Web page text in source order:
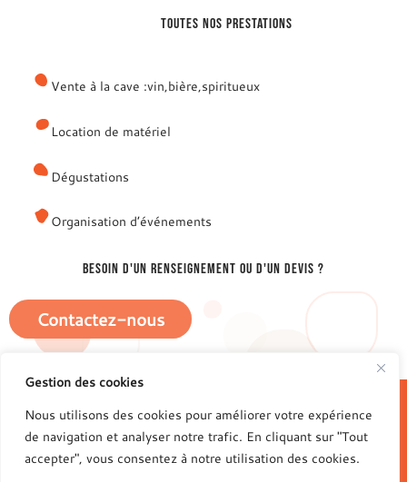
Gestion des cookies
Nous utilisons des cookies pour améliorer votre expérience
de navigation et analyser notre trafic. En cliquant sur "Tout
accepter", vous consentez à notre utilisation des cookies.
toutes nos prestations
Vente à la cave :vin,bière,spiritueux
Location de matériel
Dégustations
Organisation d’événements
besoin d'un renseignement ou d'un devis ?
Contactez-nous
Bassin Boissons : caviste et location de matériel
événementiel à Aubin
Mentions légales